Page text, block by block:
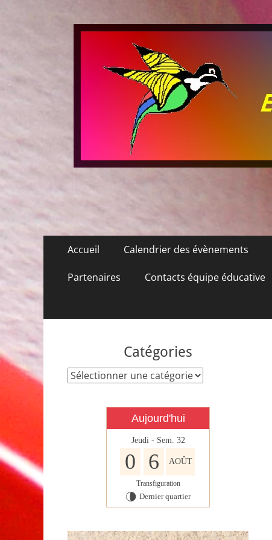
Les P'tits Colibris
Menu
contenu
Accueil Calendrier des évènements
Partenaires Contacts équipe éducative
Catégories
Catégories
Aujourd'hui
Jeudi - Sem. 32
0 6 AOÛT
Transfiguration
U Dernier quartier